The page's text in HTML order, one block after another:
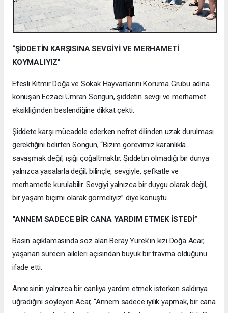
“ŞİDDETİN KARŞISINA SEVGİYİ VE MERHAMETİ
KOYMALIYIZ”
Efesli Kıtmir Doğa ve Sokak Hayvanlarını Koruma Grubu adına
konuşan Eczacı Ümran Songun, şiddetin sevgi ve merhamet
eksikliğinden beslendiğine dikkat çekti.
Şiddete karşı mücadele ederken nefret dilinden uzak durulması
gerektiğini belirten Songun, “Bizim görevimiz karanlıkla
savaşmak değil, ışığı çoğaltmaktır. Şiddetin olmadığı bir dünya
yalnızca yasalarla değil; bilinçle, sevgiyle, şefkatle ve
merhametle kurulabilir. Sevgiyi yalnızca bir duygu olarak değil,
bir yaşam biçimi olarak görmeliyiz” diye konuştu.
“ANNEM SADECE BİR CANA YARDIM ETMEK İSTEDİ”
Basın açıklamasında söz alan Beray Yürek’in kızı Doğa Acar,
yaşanan sürecin aileleri açısından büyük bir travma olduğunu
ifade etti.
Annesinin yalnızca bir canlıya yardım etmek isterken saldırıya
uğradığını söyleyen Acar, “Annem sadece iyilik yapmak, bir cana